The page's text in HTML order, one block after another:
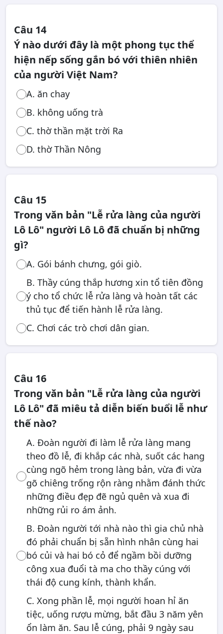
Câu 14
Ý nào dưới đây là một phong tục thể
hiện nếp sống gắn bó với thiên nhiên
của người Việt Nam?
A. ăn chay
B. không uống trà
C. thờ thần mặt trời Ra
D. thờ Thần Nông
Câu 15
Trong văn bản "Lễ rửa làng của người
Lô Lô" người Lô Lô đã chuẩn bị những
gì?
A. Gói bánh chưng, gói giò.
B. Thầy cúng thắp hương xin tổ tiên đồng
ý cho tổ chức lễ rửa làng và hoàn tất các
thủ tục để tiến hành lễ rửa làng.
C. Chơi các trò chơi dân gian.
Câu 16
Trong văn bản "Lễ rửa làng của người
Lô Lô" đã miêu tả diễn biến buổi lễ như
thế nào?
A. Đoàn người đi làm lễ rửa làng mang
theo đồ lễ, đi khắp các nhà, suốt các hang
cùng ngõ hẻm trong làng bản, vừa đi vừa
gõ chiêng trống rộn ràng nhằm đánh thức
những điều đẹp đẽ ngủ quên và xua đi
những rủi ro ám ảnh.
B. Đoàn người tới nhà nào thì gia chủ nhà
đó phải chuẩn bị sẵn hình nhân cùng hai
bó củi và hai bó cỏ để ngầm bồi dưỡng
công xua đuổi tà ma cho thầy cúng với
thái độ cung kính, thành khẩn.
C. Xong phần lễ, mọi người hoan hỉ ăn
tiệc, uống rượu mừng, bắt đầu 3 năm yên
ổn làm ăn. Sau lễ cúng, phải 9 ngày sau